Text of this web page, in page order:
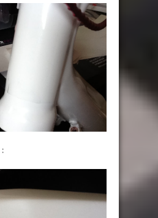
: